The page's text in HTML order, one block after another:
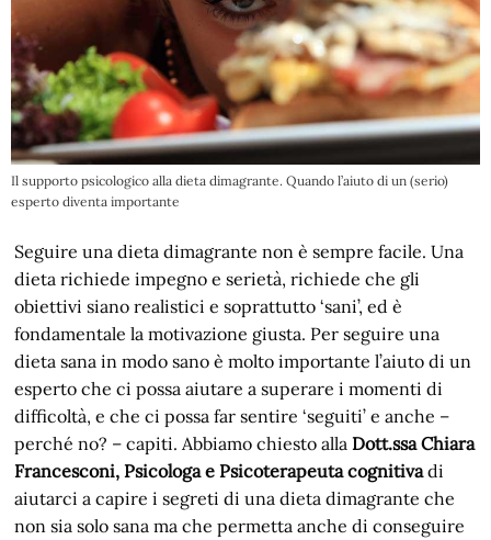
Il supporto psicologico alla dieta dimagrante. Quando l’aiuto di un (serio)
esperto diventa importante
Seguire una dieta dimagrante non è sempre facile. Una
dieta richiede impegno e serietà, richiede che gli
obiettivi siano realistici e soprattutto ‘sani’, ed è
fondamentale la motivazione giusta. Per seguire una
dieta sana in modo sano è molto importante l’aiuto di un
esperto che ci possa aiutare a superare i momenti di
difficoltà, e che ci possa far sentire ‘seguiti’ e anche –
perché no? – capiti. Abbiamo chiesto allaDott.ssa Chiara
Francesconi, Psicologa e Psicoterapeuta cognitivadi
aiutarci a capire i segreti di una dieta dimagrante che
non sia solo sana ma che permetta anche di conseguire